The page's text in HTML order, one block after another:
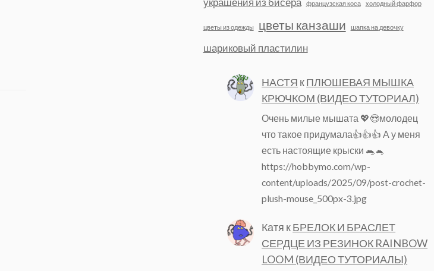
французская коса холодный фарфор
цветы из одежды цветы канзаши шапка на девочку
шариковый пластилин
НАСТЯ кПЛЮШЕВАЯ МЫШКА
КРЮЧКОМ (ВИДЕО ТУТОРИАЛ)
Очень милые мышата 💖😍молодец
что такое придумала👍👍👍 А у меня
есть настоящие крыски 🐀🐁
https://hobbymo.com/wp-
content/uploads/2025/09/post-crochet-
plush-mouse_500px-3.jpg
Катя кБРЕЛОК И БРАСЛЕТ
СЕРДЦЕ ИЗ РЕЗИНОК RAINBOW
LOOM (ВИДЕО ТУТОРИАЛЫ)